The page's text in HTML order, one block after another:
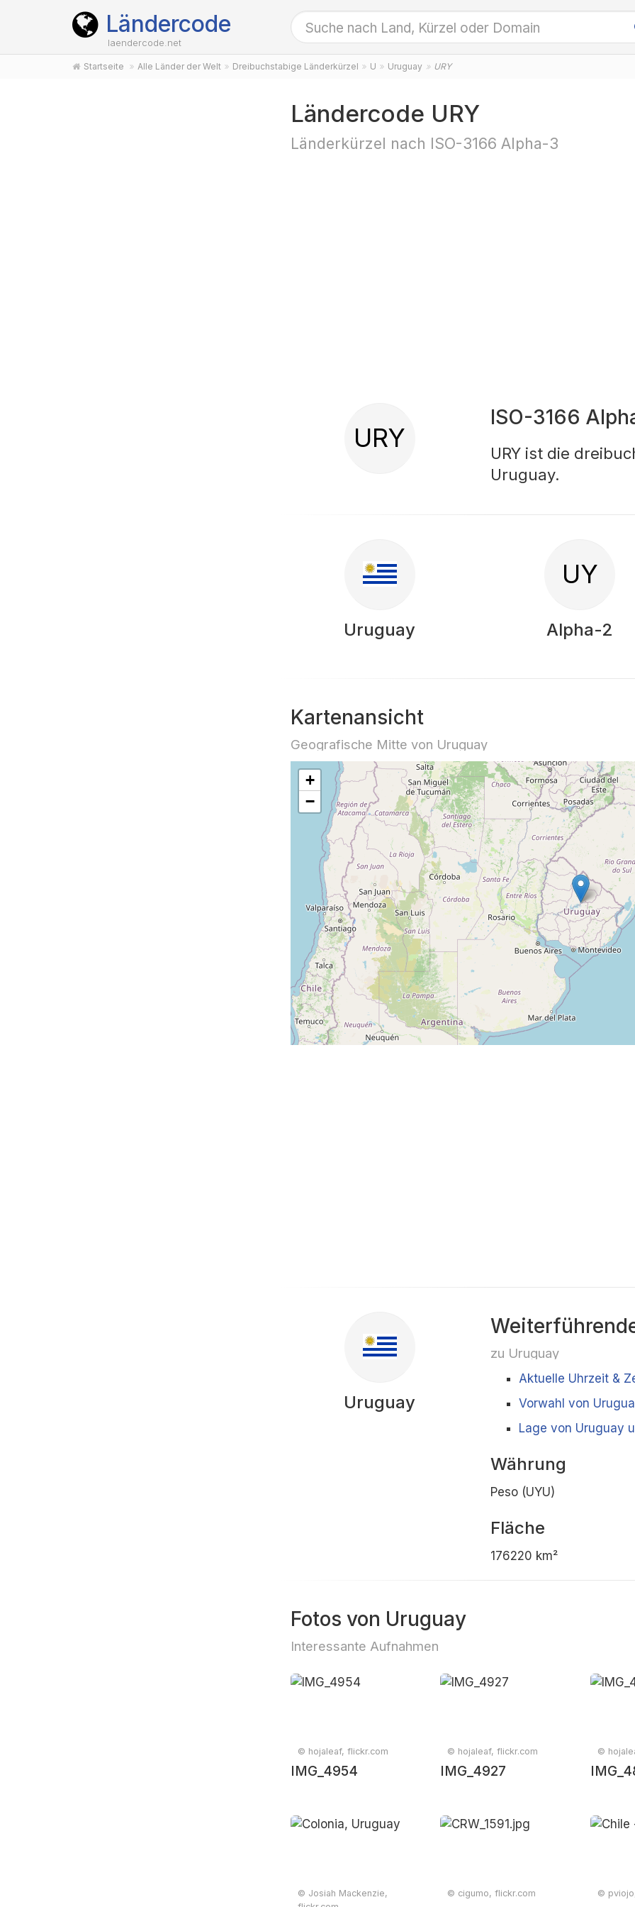
Ländercode
laendercode.net
Startseite Alle Länder der Welt Dreibuchstabige Länderkürzel U Uruguay URY
Ländercode URY
Länderkürzel nach ISO-3166 Alpha-3
URY
ISO-3166
URY ist die
Uruguay.
Uruguay
UY
Alpha-2
Kartenansicht
Geografische Mitte von Uruguay
+
−
Uruguay
zu Uruguay
Aktuelle Uhrzeit &
Vorwahl von
Lage von Uruguay
Währung
Peso (UYU)
Fläche
176220 km²
Fotos von Uruguay
Interessante Aufnahmen
© hojaleaf, flickr.com
IMG_4954
© hojaleaf, flickr.com
IMG_4927
©
© Josiah Mackenzie,
© cigumo, flickr.com ©